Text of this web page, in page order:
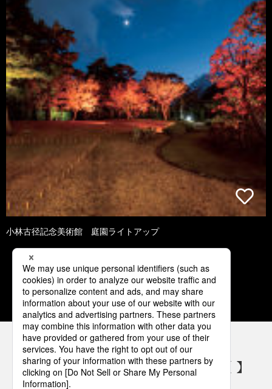
小林古径記念美術館 庭園ライトアップ
2 3 4 5 6
パナソニックの電気設備 SNSアカウント